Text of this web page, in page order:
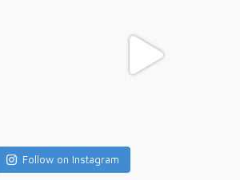
Follow on Instagram